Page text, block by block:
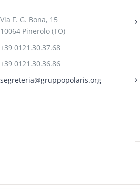
Via F. G. Bona, 15
10064 Pinerolo (TO)
+39 0121.30.37.68
+39 0121.30.36.86
segreteria@gruppopolaris.org